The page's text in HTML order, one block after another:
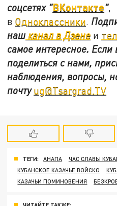
соцсетях "ВКонтакте",
в Одноклассники.
нашканал в Дзене и
самое интересное. Если
поделиться с нами,
наблюдения, вопросы,
почтуug@Tsargrad.TV
ТЕГИ: АНАПА
ЧАС СЛАВЫ
КУБАНСКОЕ КАЗАЧЬЕ ВОЙСКО
КАЗАЧЬИ ПОМИНОВЕНИЯ